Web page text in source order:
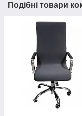
Подібні товари